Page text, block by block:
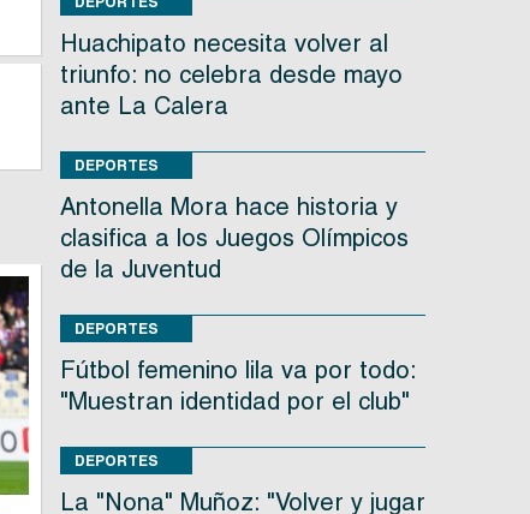
Huachipato necesita volver al
triunfo: no celebra desde mayo
ante La Calera
DEPORTES
Antonella Mora hace historia y
clasifica a los Juegos Olímpicos
de la Juventud
DEPORTES
Fútbol femenino lila va por todo:
"Muestran identidad por el club"
DEPORTES
La "Nona" Muñoz: "Volver y jugar